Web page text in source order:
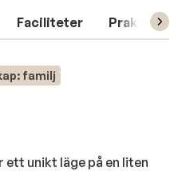
Faciliteter Praktisk
familj
ett unikt läge på en liten